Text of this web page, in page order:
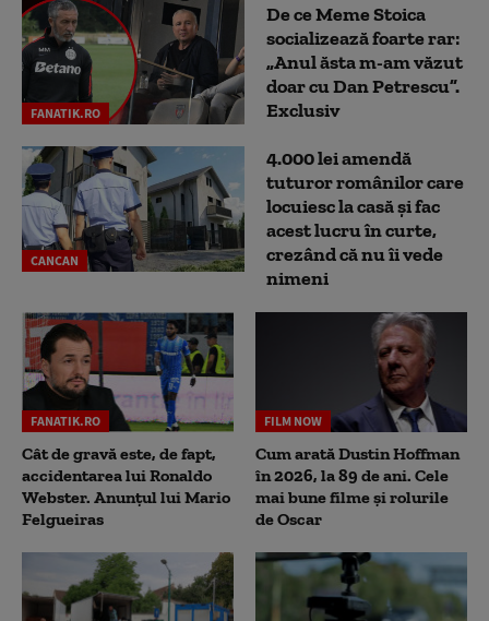
FANATIK.RO
De ce Meme Stoica
socializează foarte rar:
„Anul ăsta m-am văzut
doar cu Dan Petrescu”.
Exclusiv
CANCAN
4.000 lei amendă
tuturor românilor care
locuiesc la casă și fac
acest lucru în curte,
crezând că nu îi vede
nimeni
FANATIK.RO
Cât de gravă este, de fapt,
accidentarea lui Ronaldo
Webster. Anunțul lui Mario
Felgueiras
FILM NOW
Cum arată Dustin Hoffman
în 2026, la 89 de ani. Cele
mai bune filme și rolurile
de Oscar